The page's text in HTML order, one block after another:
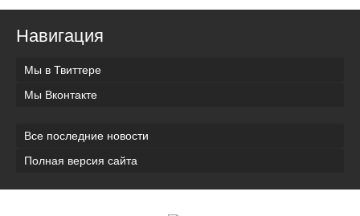
Навигация
Мы в Твиттере
Мы Вконтакте
Все последние новости
Полная версия сайта